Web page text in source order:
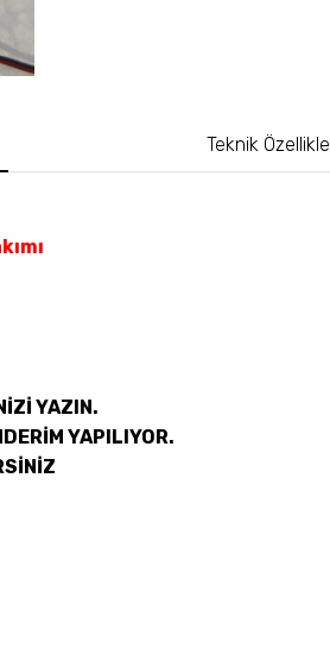
Teknik
YAZIN.
YAPILIYOR.